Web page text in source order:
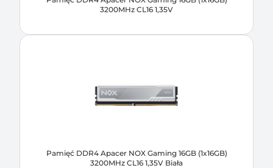
3200MHz CL16 1,35V
Pamięć DDR4 Apacer NOX Gaming 16GB (1x16GB)
3200MHz CL16 1,35V Biała